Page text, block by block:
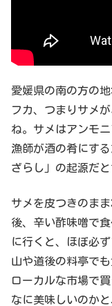
愛媛県の南の方の
フカ、つまりサメ
ね。サメはアンモ
漁師が酒の肴にす
ざらし」の起源だと
サメを皮つきのま
後、辛い酢味噌で
に行くと、ほぼ必
山や道後の料亭で
ローカルな市場で
なに美味しいのか